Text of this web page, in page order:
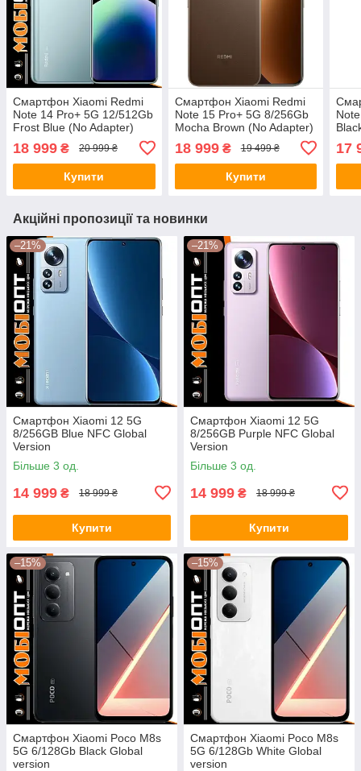
Смартфон Xiaomi Redmi
Note 14 Pro+ 5G 12/512Gb
Frost Blue (No Adapter)
18 999 ₴ 20 999 ₴
Купити
Смартфон Xiaomi Redmi
Note 15 Pro+ 5G 8/256Gb
Mocha Brown (No Adapter)
18 999₴ 19 499 ₴
Купити
17
Акційні пропозиції та новинки
–21%
Смартфон Xiaomi 12 5G
8/256GB Blue NFC Global
Version
Більше 3 од.
14 999 ₴ 18 999 ₴
Купити
–21%
Смартфон Xiaomi 12 5G
8/256GB Purple NFC Global
Version
Більше 3 од.
14 999 ₴ 18 999 ₴
Купити
–15%
Смартфон Xiaomi Poco M8s
5G 6/128Gb Black Global
version
–15%
Смартфон Xiaomi Poco M8s
5G 6/128Gb White Global
version